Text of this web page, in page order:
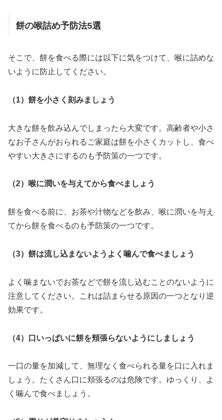
餅の喉詰め予防法5選
そこで、餅を食べる際には以下に気をつけて、喉に詰めな
いように防止してください。
（1）餅を小さく刻みましょう
大きな餅を飲み込んでしまったら大変です。高齢者や小さ
なお子さんがおられるご家庭は餅を小さくカットし、食べ
やすい大きさにするのも予防策の一つです。
（2）喉に潤いを与えてから食べましょう
餅を食べる前に、お茶や汁物などを飲み、喉に潤いを与え
てから餅を食べるのも予防策の一つです。
（3）餅は流し込まないようよく噛んで食べましょう
よく噛まないでお茶などで餅を流し込むことのないように
注意してください。これは詰まらせる原因の一つとなり逆
効果です。
（4）口いっぱいに餅を頬張らないようにしましょう
一口の量を加減して、無理なく食べられる量を口に入れま
しょう。たくさん口に頬張るのは危険です。ゆっくり、よ
く噛んで食べましょう。